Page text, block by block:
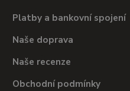
Platby a bankovní spojení
Naše doprava
Naše recenze
Obchodní podmínky